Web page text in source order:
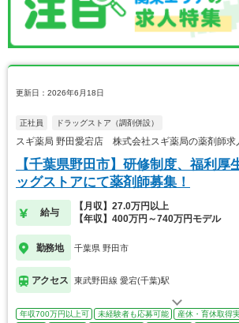
更新日：2026年6月18日
正社員 ドラッグストア（調剤併設）
スギ薬局 野田愛宕店 株式会社スギ薬局の薬剤師求
【千葉県野田市】研修制度、福利厚
ッグストアにて薬剤師募集！
給与
【月収】27.0万円以上
【年収】400万円～740万円モデル
勤務地 千葉県 野田市
アクセス 東武野田線 愛宕(千葉)駅
年収700万円以上可 未経験者も応募可能 産休・育休取得